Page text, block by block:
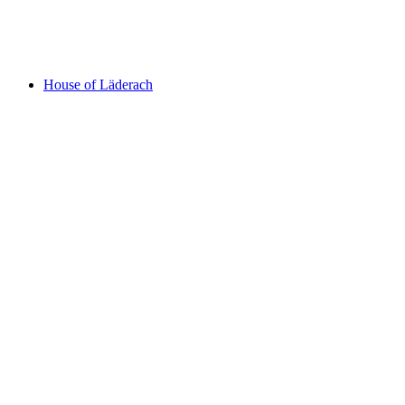
House of Läderach